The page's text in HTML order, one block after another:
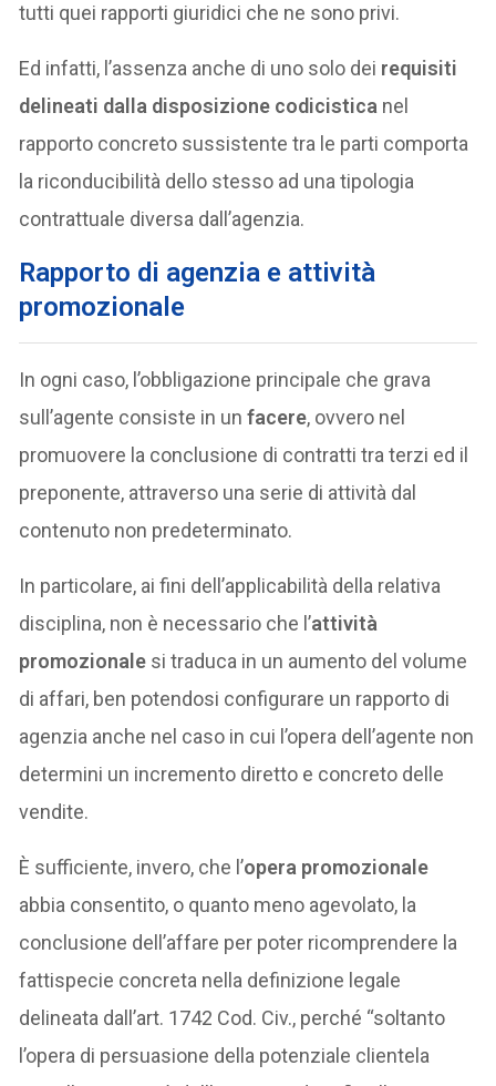
tutti quei rapporti giuridici che ne sono privi.
Ed infatti, l’assenza anche di uno solo dei requisiti
delineati dalla disposizione codicistica nel
rapporto concreto sussistente tra le parti comporta
la riconducibilità dello stesso ad una tipologia
contrattuale diversa dall’agenzia.
Rapporto di agenzia e attività
promozionale
In ogni caso, l’obbligazione principale che grava
sull’agente consiste in unfacere, ovvero nel
promuovere la conclusione di contratti tra terzi ed il
preponente, attraverso una serie di attività dal
contenuto non predeterminato.
In particolare, ai fini dell’applicabilità della relativa
disciplina, non è necessario che l’attività
promozionale si traduca in un aumento del volume
di affari, ben potendosi configurare un rapporto di
agenzia anche nel caso in cui l’opera dell’agente non
determini un incremento diretto e concreto delle
vendite.
È sufficiente, invero, che l’opera promozionale
abbia consentito, o quanto meno agevolato, la
conclusione dell’affare per poter ricomprendere la
fattispecie concreta nella definizione legale
delineata dall’art. 1742 Cod. Civ., perché “soltanto
l’opera di persuasione della potenziale clientela